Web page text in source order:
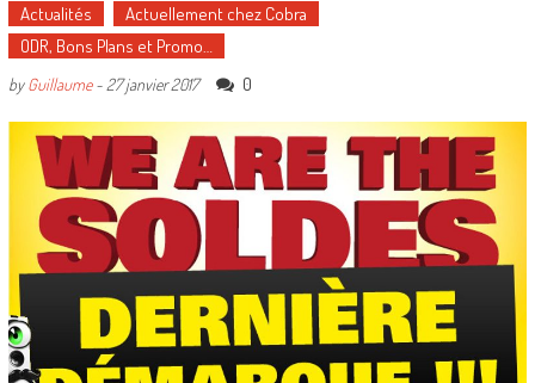
Actualités
Actuellement chez Cobra
ODR, Bons Plans et Promo…
byGuillaume- 27 janvier 2017 0